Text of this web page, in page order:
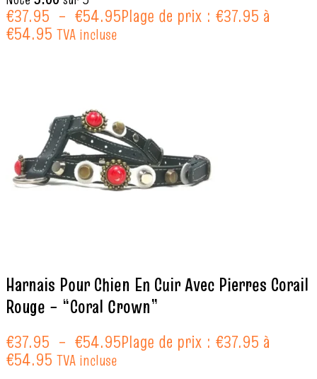
€37.95 – €54.95Plage de prix : €37.95 à
€54.95 TVA incluse
Harnais Pour Chien En Cuir Avec Pierres Corail
Rouge – “Coral Crown”
€37.95 – €54.95Plage de prix : €37.95 à
€54.95 TVA incluse